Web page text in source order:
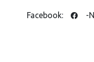
Facebook: -